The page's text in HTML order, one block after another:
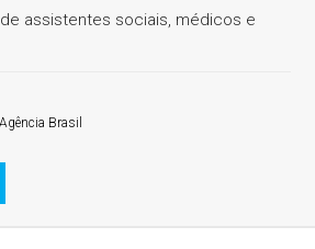
assistentes sociais, médicos e
Agência Brasil